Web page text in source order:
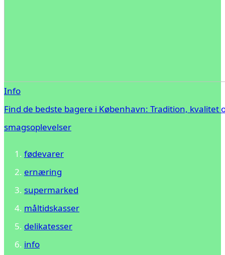
Info
Find de bedste bagere i København: Tradition, kvalitet
smagsoplevelser
fødevarer
ernæring
supermarked
måltidskasser
delikatesser
info